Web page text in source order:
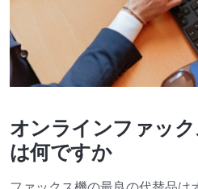
オンラインファッ
は何ですか